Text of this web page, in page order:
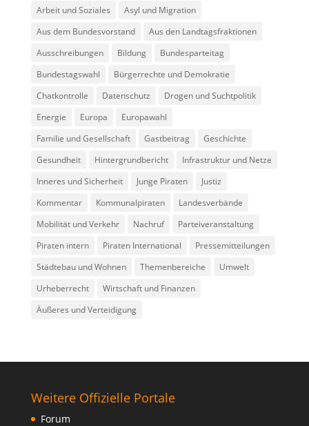
Arbeit und Soziales
Asyl und Migration
Aus dem Bundesvorstand
Aus den Landtagsfraktionen
Ausschreibungen
Bildung
Bundesparteitag
Bundestagswahl
Bürgerrechte und Demokratie
Chatkontrolle
Datenschutz
Drogen und Suchtpolitik
Energie
Europa
Europawahl
Familie und Gesellschaft
Gastbeitrag
Geschichte
Gesundheit
Hintergrundbericht
Infrastruktur und Netze
Inneres und Sicherheit
Junge Piraten
Justiz
Kommentar
Kommunalpiraten
Landesverbände
Mobilität und Verkehr
Nachruf
Parteiveranstaltung
Piraten intern
Piraten International
Pressemitteilungen
Städtebau und Wohnen
Themenbereiche
Umwelt
Urheberrecht
Wirtschaft und Finanzen
Äußeres und Verteidigung
Weitere Offizielle Portale
Forum